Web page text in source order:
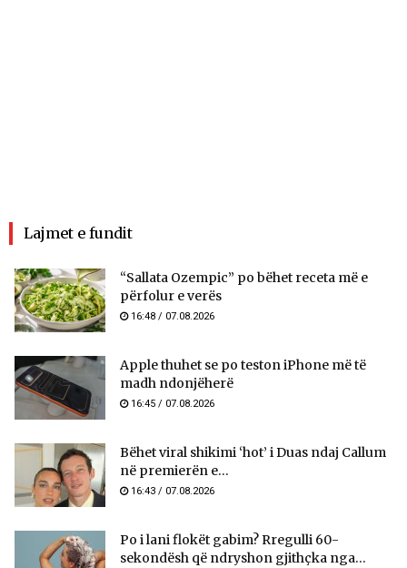
Lajmet e fundit
“Sallata Ozempic” po bëhet receta më e
përfolur e verës
16:48 / 07.08.2026
Apple thuhet se po teston iPhone më të
madh ndonjëherë
16:45 / 07.08.2026
Bëhet viral shikimi ‘hot’ i Duas ndaj Callum
në premierën e...
16:43 / 07.08.2026
Po i lani flokët gabim? Rregulli 60-
sekondësh që ndryshon gjithçka nga...